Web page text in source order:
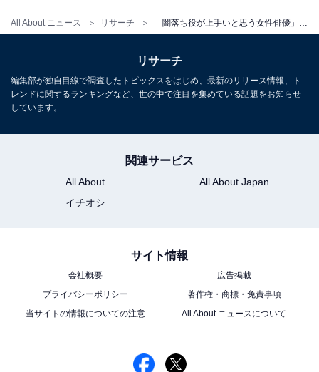
All About ニュース リサーチ
リサーチ
編集部が独自目線で調査したトピックスをはじめ、最新のリリース情報、ト
レンドに関するランキングなど、世の中で注目を集めている話題をお知らせ
しています。
関連サービス
All About
All About Japan
イチオシ
サイト情報
会社概要
広告掲載
プライバシーポリシー
著作権・商標・免責事項
当サイトの情報についての注意
All About ニュースについて